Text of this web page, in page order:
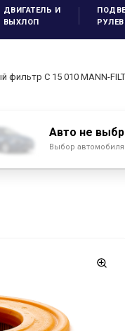
ДВИГАТЕЛЬ И
ВЫХЛОП
фильтр C 15 010 MANN-
Авто не
Выбор автомобиля